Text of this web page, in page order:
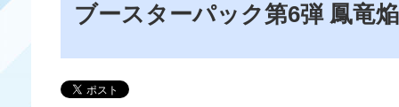
ブースターパック第6弾 鳳竜